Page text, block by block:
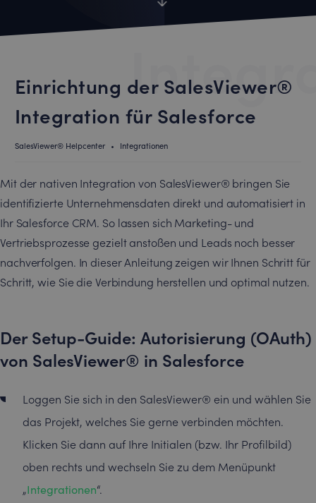
Einrichtung der SalesViewer®
Integration für Salesforce
SalesViewer® Helpcenter • Integrationen
Mit der nativen Integration von SalesViewer® bringen Sie
identifizierte Unternehmensdaten direkt und automatisiert in
Ihr Salesforce CRM. So lassen sich Marketing- und
Vertriebsprozesse gezielt anstoßen und Leads noch besser
nachverfolgen. In dieser Anleitung zeigen wir Ihnen Schritt für
Schritt, wie Sie die Verbindung herstellen und optimal nutzen.
Der Setup-Guide: Autorisierung (OAuth)
von SalesViewer® in Salesforce
Loggen Sie sich in den SalesViewer® ein und wählen Sie
das Projekt, welches Sie gerne verbinden möchten.
Klicken Sie dann auf Ihre Initialen (bzw. Ihr Profilbild)
oben rechts und wechseln Sie zu dem Menüpunkt
„Integrationen“.